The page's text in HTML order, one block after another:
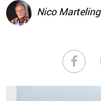
Nico Marteling